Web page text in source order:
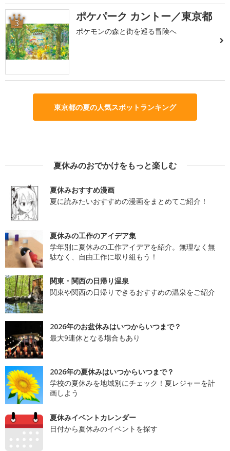
3 ポケパーク カントー／東京都
ポケモンの森と街を巡る冒険へ
東京都の夏の人気スポットランキング
夏休みのおでかけをもっと楽しむ
夏休みおすすめ漫画
夏に読みたいおすすめの漫画をまとめてご紹介！
夏休みの工作のアイデア集
学年別に夏休みの工作アイデアを紹介。無理なく無
駄なく、自由工作に取り組もう！
関東・関西の日帰り温泉
関東や関西の日帰りできるおすすめの温泉をご紹介
2026年のお盆休みはいつからいつまで？
最大9連休となる場合もあり
2026年の夏休みはいつからいつまで？
学校の夏休みを地域別にチェック！夏レジャーを計
画しよう
夏休みイベントカレンダー
日付から夏休みのイベントを探す